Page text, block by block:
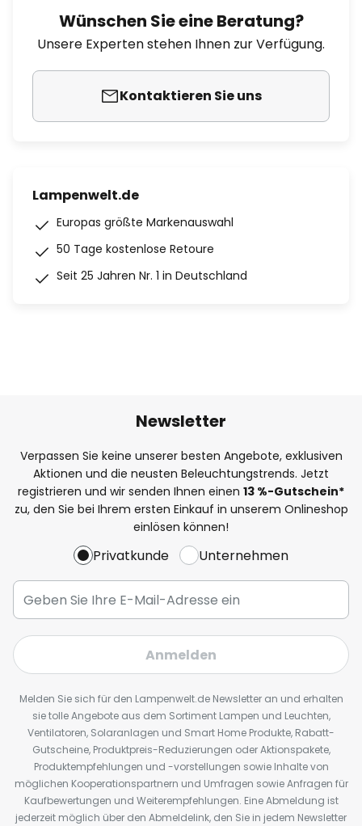
Wünschen Sie eine Beratung?
Unsere Experten stehen Ihnen zur Verfügung.
Kontaktieren Sie uns
Lampenwelt.de
Europas größte Markenauswahl
50 Tage kostenlose Retoure
Seit 25 Jahren Nr. 1 in Deutschland
Newsletter
Verpassen Sie keine unserer besten Angebote, exklusiven
Aktionen und die neusten Beleuchtungstrends. Jetzt
registrieren und wir senden Ihnen einen 13 %-Gutschein*
zu, den Sie bei Ihrem ersten Einkauf in unserem Onlineshop
einlösen können!
Privatkunde Unternehmen
Anmelden
Melden Sie sich für den Lampenwelt.de Newsletter an und erhalten
sie tolle Angebote aus dem Sortiment Lampen und Leuchten,
Ventilatoren, Solaranlagen und Smart Home Produkte, Rabatt-
Gutscheine, Produktpreis-Reduzierungen oder Aktionspakete,
Produktempfehlungen und -vorstellungen sowie Inhalte von
möglichen Kooperationspartnern und Umfragen sowie Anfragen für
Kaufbewertungen und Weiterempfehlungen. Eine Abmeldung ist
jederzeit möglich über den Abmeldelink, den Sie in jedem Newsletter